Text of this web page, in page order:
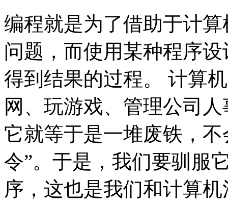
编程就是为了借助于计
问题，而使用某种程序
得到结果的过程。 计算
网、玩游戏、管理公司
它就等于是一堆废铁，
令”。于是，我们要驯
序，这也是我们和计算